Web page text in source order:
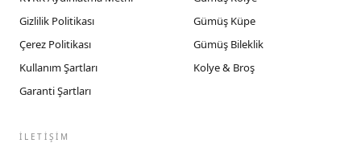
Gizlilik Politikası
Çerez Politikası
Kullanım Şartları
Garanti Şartları
Gümüş Küpe
Gümüş Bileklik
Kolye & Broş
İLETIŞIM